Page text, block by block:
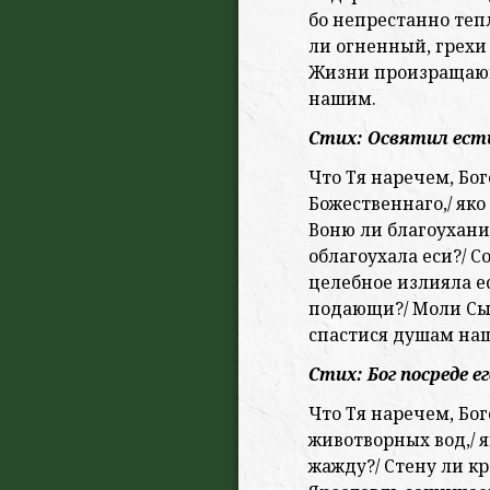
бо непрестанно
ли огненный,
Жизни
нашим.
Стих: Освятил
Что Тя наречем,
Божественнаго,/
Воню ли
облагоухала еси?/
целебное излияла
подающи?/ Моли
спастися душам
Стих: Бог посреде
Что Тя наречем,
животворных вод,/
жажду?/ Стену ли